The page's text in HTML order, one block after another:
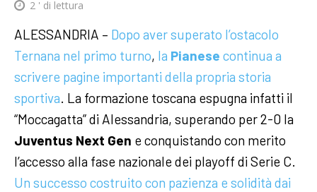
2 ' di lettura
ALESSANDRIA – Dopo aver superato l’ostacolo
Ternana nel primo turno, la Pianese continua a
scrivere pagine importanti della propria storia
sportiva. La formazione toscana espugna infatti il
“Moccagatta” di Alessandria, superando per 2-0 la
Juventus Next Gen e conquistando con merito
l’accesso alla fase nazionale dei playoff di Serie C.
Un successo costruito con pazienza e solidità dai